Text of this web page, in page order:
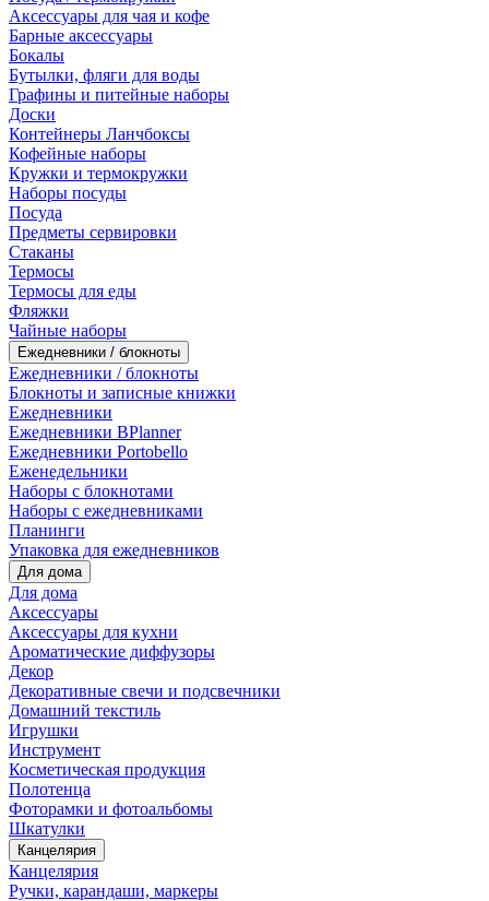
Аксессуары для чая и кофе
Барные аксессуары
Бокалы
Бутылки, фляги для воды
Графины и питейные наборы
Доски
Контейнеры Ланчбоксы
Кофейные наборы
Кружки и термокружки
Наборы посуды
Посуда
Предметы сервировки
Стаканы
Термосы
Термосы для еды
Фляжки
Чайные наборы
Ежедневники / блокноты
Ежедневники / блокноты
Блокноты и записные книжки
Ежедневники
Ежедневники BPlanner
Ежедневники Portobello
Еженедельники
Наборы с блокнотами
Наборы с ежедневниками
Планинги
Упаковка для ежедневников
Для дома
Для дома
Аксессуары
Аксессуары для кухни
Ароматические диффузоры
Декор
Декоративные свечи и подсвечники
Домашний текстиль
Игрушки
Инструмент
Косметическая продукция
Полотенца
Фоторамки и фотоальбомы
Шкатулки
Канцелярия
Канцелярия
Ручки, карандаши, маркеры